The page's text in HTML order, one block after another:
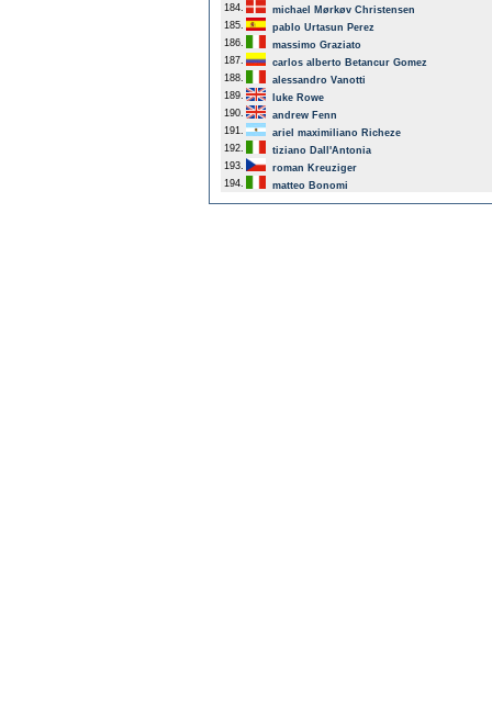
184.
michael Mørkøv Christensen
185.
pablo Urtasun Perez
186.
massimo Graziato
187.
carlos alberto Betancur Gomez
188.
alessandro Vanotti
189.
luke Rowe
190.
andrew Fenn
191.
ariel maximiliano Richeze
192.
tiziano Dall'Antonia
193.
roman Kreuziger
194.
matteo Bonomi